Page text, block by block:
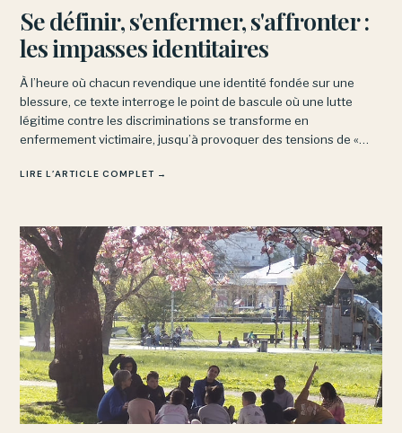
Se définir, s'enfermer, s'affronter :
les impasses identitaires
À l’heure où chacun revendique une identité fondée sur une
blessure, ce texte interroge le point de bascule où une lutte
légitime contre les discriminations se transforme en
enfermement victimaire, jusqu’à provoquer des tensions de «
LIRE L’ARTICLE COMPLET →